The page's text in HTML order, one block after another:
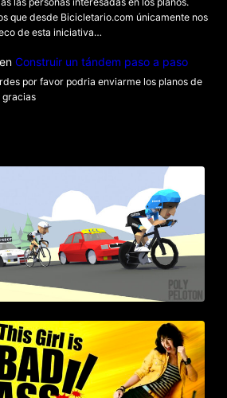
que desde Bicicletario.com únicamente nos
de esta iniciativa…
Construir un tándem paso a paso
por favor podria enviarme los planos de
gracias
Is Badass – Escena lucha en bici